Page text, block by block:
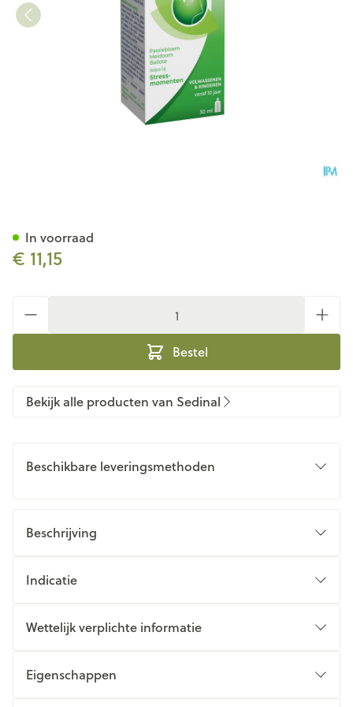
€ 11,15
Bestel
In voorraad
Bekijk alle producten van Sedinal
Beschikbare leveringsmethoden
Beschrijving
Indicatie
Wettelijk verplichte informatie
Eigenschappen